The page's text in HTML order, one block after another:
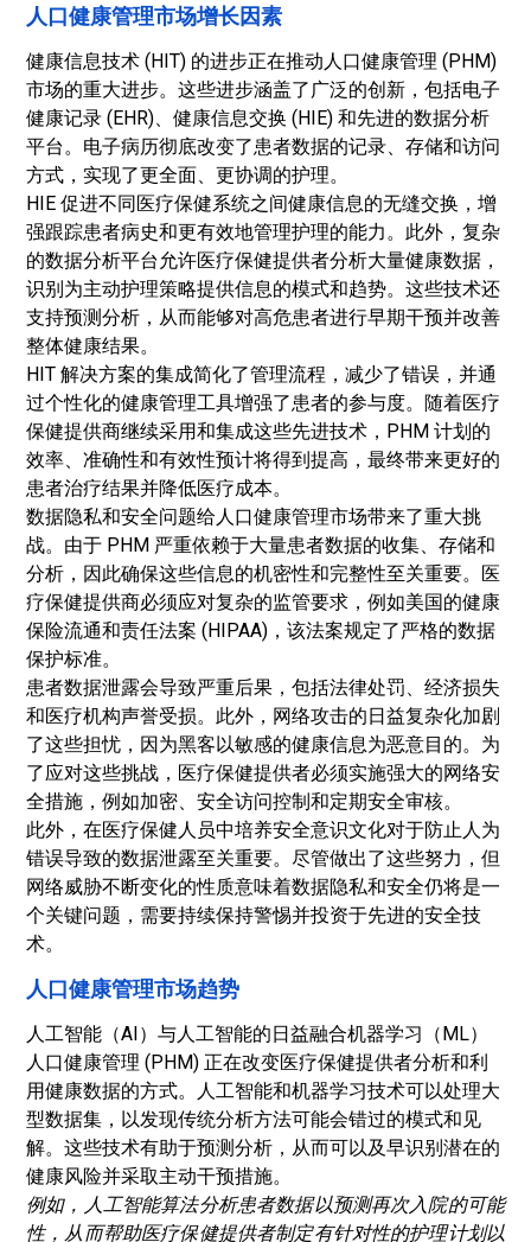
人口健康管理市场增长因素
健康信息技术 (HIT) 的进步正在推动人口健康管理 (PHM)
市场的重大进步。这些进步涵盖了广泛的创新，包括电子
健康记录 (EHR)、健康信息交换 (HIE) 和先进的数据分析
平台。电子病历彻底改变了患者数据的记录、存储和访问
方式，实现了更全面、更协调的护理。
HIE 促进不同医疗保健系统之间健康信息的无缝交换，增
强跟踪患者病史和更有效地管理护理的能力。此外，复杂
的数据分析平台允许医疗保健提供者分析大量健康数据，
识别为主动护理策略提供信息的模式和趋势。这些技术还
支持预测分析，从而能够对高危患者进行早期干预并改善
整体健康结果。
HIT 解决方案的集成简化了管理流程，减少了错误，并通
过个性化的健康管理工具增强了患者的参与度。随着医疗
保健提供商继续采用和集成这些先进技术，PHM 计划的
效率、准确性和有效性预计将得到提高，最终带来更好的
患者治疗结果并降低医疗成本。
数据隐私和安全问题给人口健康管理市场带来了重大挑
战。由于 PHM 严重依赖于大量患者数据的收集、存储和
分析，因此确保这些信息的机密性和完整性至关重要。医
疗保健提供商必须应对复杂的监管要求，例如美国的健康
保险流通和责任法案 (HIPAA)，该法案规定了严格的数据
保护标准。
患者数据泄露会导致严重后果，包括法律处罚、经济损失
和医疗机构声誉受损。此外，网络攻击的日益复杂化加剧
了这些担忧，因为黑客以敏感的健康信息为恶意目的。为
了应对这些挑战，医疗保健提供者必须实施强大的网络安
全措施，例如加密、安全访问控制和定期安全审核。
此外，在医疗保健人员中培养安全意识文化对于防止人为
错误导致的数据泄露至关重要。尽管做出了这些努力，但
网络威胁不断变化的性质意味着数据隐私和安全仍将是一
个关键问题，需要持续保持警惕并投资于先进的安全技
术。
人口健康管理市场趋势
人工智能（AI）与人工智能的日益融合机器学习（ML）
人口健康管理 (PHM) 正在改变医疗保健提供者分析和利
用健康数据的方式。人工智能和机器学习技术可以处理大
型数据集，以发现传统分析方法可能会错过的模式和见
解。这些技术有助于预测分析，从而可以及早识别潜在的
健康风险并采取主动干预措施。
例如，人工智能算法分析患者数据以预测再次入院的可能
性，从而帮助医疗保健提供者制定有针对性的护理计划以